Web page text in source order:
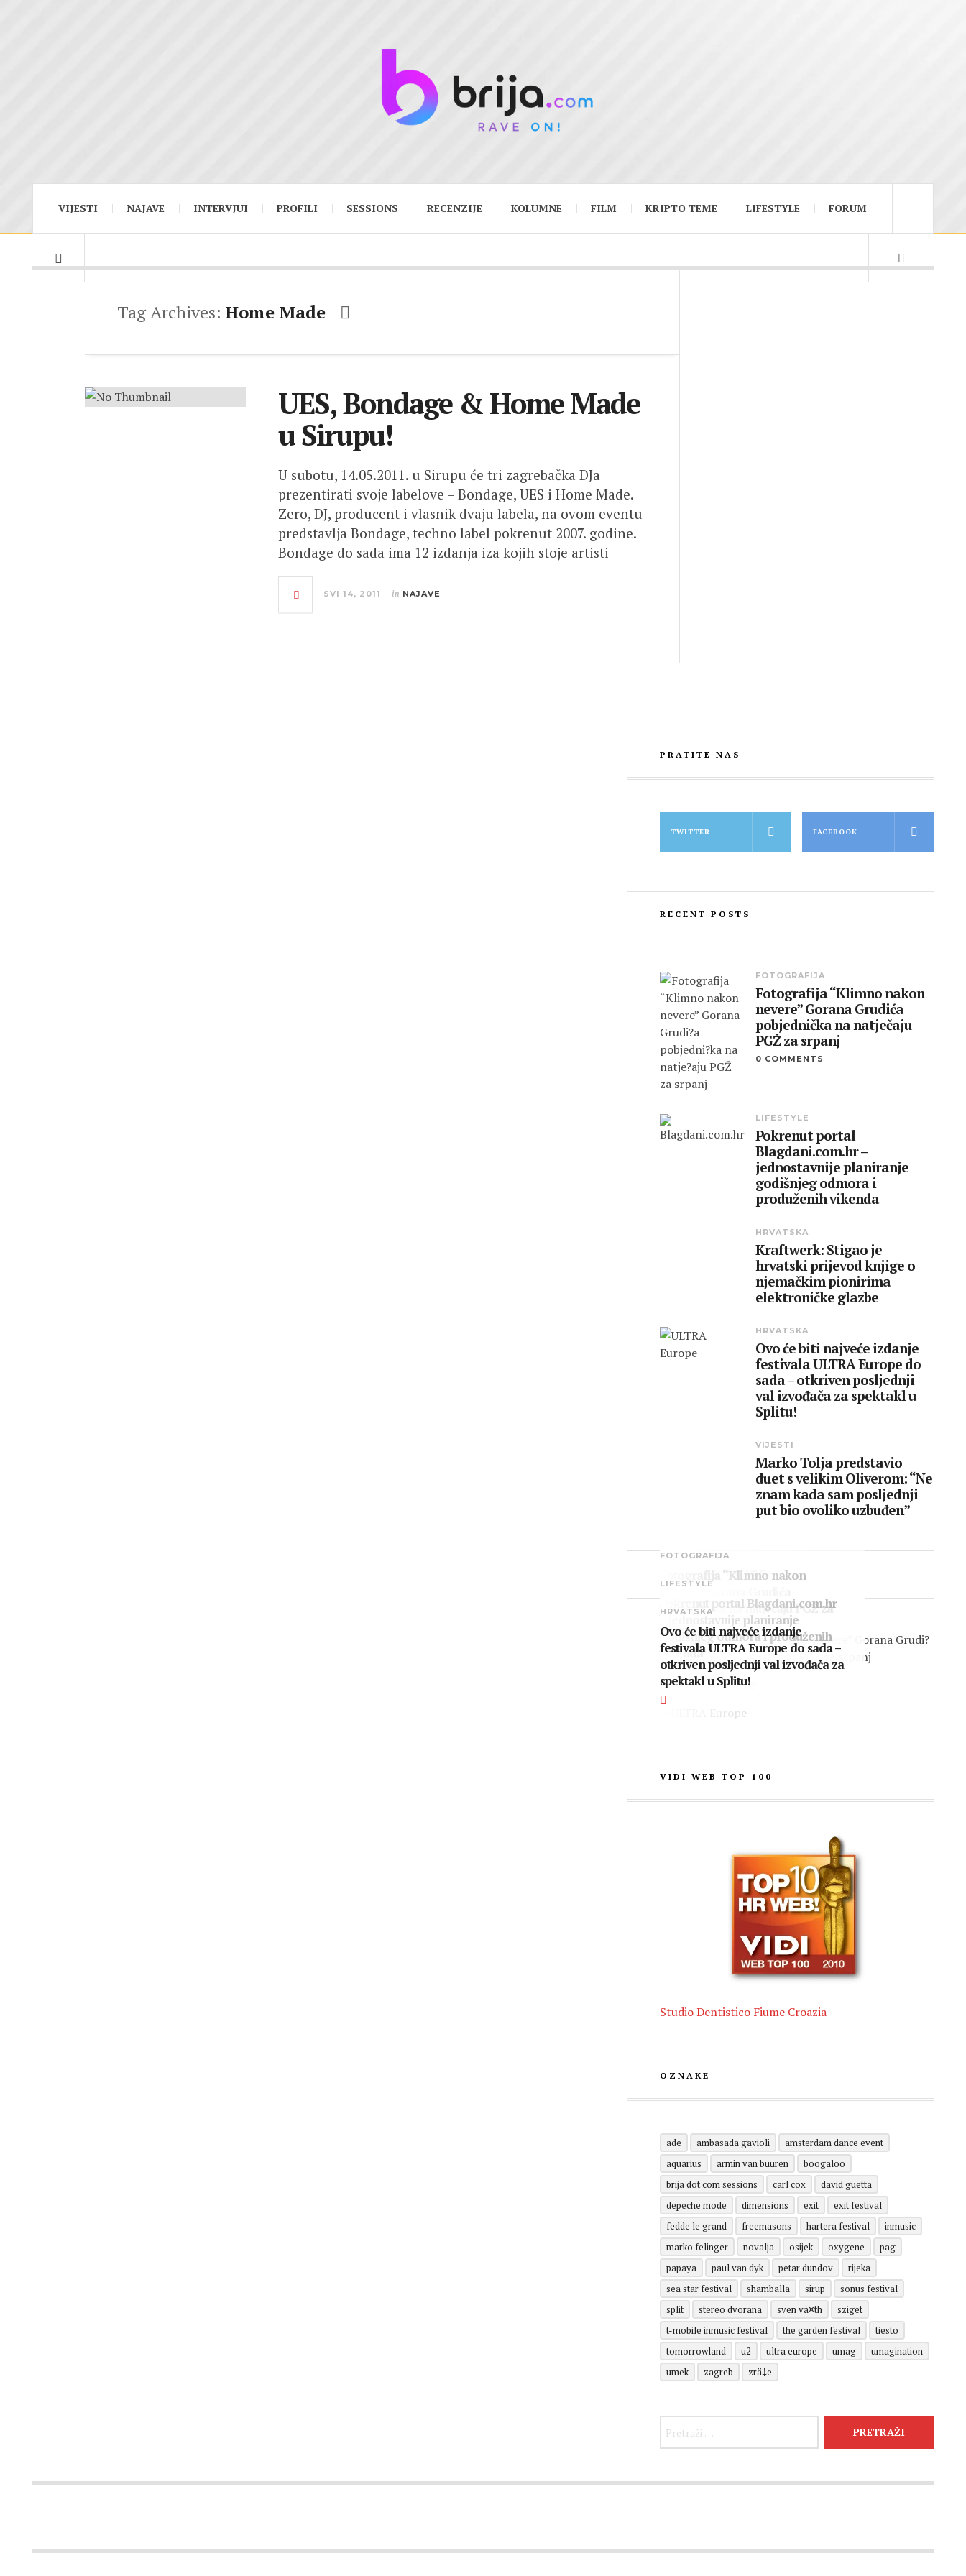
VIJESTI NAJAVE INTERVJUI PROFILI SESSIONS RECENZIJE KOLUMNE FILM KRIPTO TEME LIFESTYLE FORUM
Tag Archives: Home Made
UES, Bondage & Home Made
u Sirupu!
U subotu, 14.05.2011. u Sirupu će tri zagrebačka DJa
prezentirati svoje labelove – Bondage, UES i Home Made.
Zero, DJ, producent i vlasnik dvaju labela, na ovom eventu
predstavlja Bondage, techno label pokrenut 2007. godine.
Bondage do sada ima 12 izdanja iza kojih stoje artisti
SVI 14, 2011 in NAJAVE
PRATITE NAS
TWITTER FACEBOOK
RECENT POSTS
FOTOGRAFIJA
Fotografija “Klimno nakon
nevere” Gorana Grudića
pobjednička na natječaju
PGŽ za srpanj
0 COMMENTS
LIFESTYLE
Pokrenut portal
Blagdani.com.hr –
jednostavnije planiranje
godišnjeg odmora i
produženih vikenda
HRVATSKA
Kraftwerk: Stigao je
hrvatski prijevod knjige o
njemačkim pionirima
elektroničke glazbe
HRVATSKA
Ovo će biti najveće izdanje
festivala ULTRA Europe do
sada – otkriven posljednji
val izvođača za spektakl u
Splitu!
VIJESTI
Marko Tolja predstavio
duet s velikim Oliverom: “Ne
znam kada sam posljednji
put bio ovoliko uzbuđen”
FEATURED POSTS
FOTOGRAFIJA
Fotografija “Klimno nakon
nevere” Gorana Grudića
pobjednička na natječaju PGŽ za
srpanj
LIFESTYLE
Pokrenut portal Blagdani.com.hr
– jednostavnije planiranje
godišnjeg odmora i produženih
vikenda
HRVATSKA
Ovo će biti najveće izdanje
festivala ULTRA Europe do sada –
otkriven posljednji val izvođača za
spektakl u Splitu!
VIDI WEB TOP 100
Studio Dentistico Fiume Croazia
OZNAKE
ade ambasada gavioli
amsterdam dance event
aquarius
armin van buuren
boogaloo
brija dot com sessions
carl cox
david guetta
depeche mode
dimensions exit
exit festival
fedde le grand
freemasons hartera festival
inmusic
marko felinger
novalja osijek oxygene
pag
papaya
paul van dyk petar dundov
rijeka
sea star festival
shamballa sirup
sonus festival
split
stereo dvorana sven vã¤th
sziget
t-mobile inmusic festival
the garden festival
tiesto
tomorrowland
u2 ultra europe umag
umagination
umek
zagreb zrä‡e